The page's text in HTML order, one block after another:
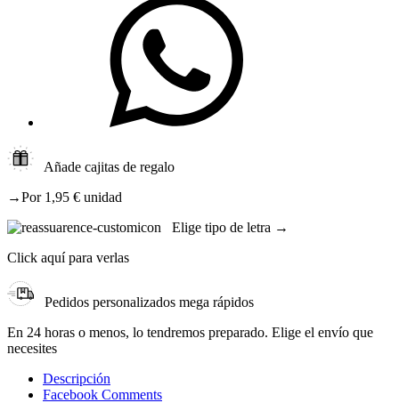
Añade cajitas de regalo
→Por 1,95 € unidad
Elige tipo de letra →
Click aquí para verlas
Pedidos personalizados mega rápidos
En 24 horas o menos, lo tendremos preparado. Elige el envío que
necesites
Descripción
Facebook Comments